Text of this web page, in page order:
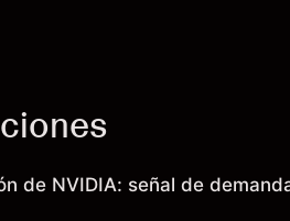
de NVIDIA: señal de